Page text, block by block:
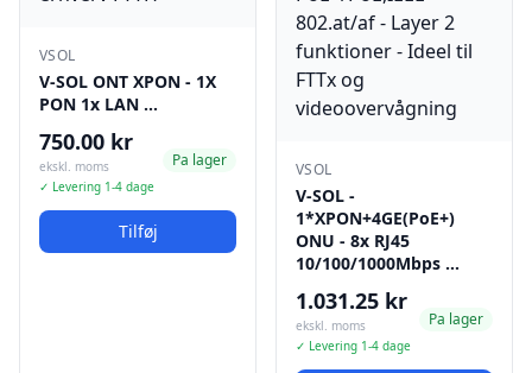
VSOL
V-SOL ONT XPON - 1X
PON 1x LAN …
750.00 kr
ekskl. moms
✓ Levering 1-4 dage
Pa lager
Tilføj
VSOL
V-SOL -
1*XPON+4GE(PoE+)
ONU - 8x RJ45
10/100/1000Mbps …
1.031.25 kr
ekskl. moms
✓ Levering 1-4 dage
Pa lager